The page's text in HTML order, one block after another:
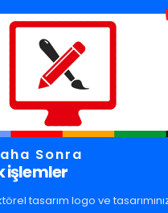
Sonra
işlemler
tasarım logo ve